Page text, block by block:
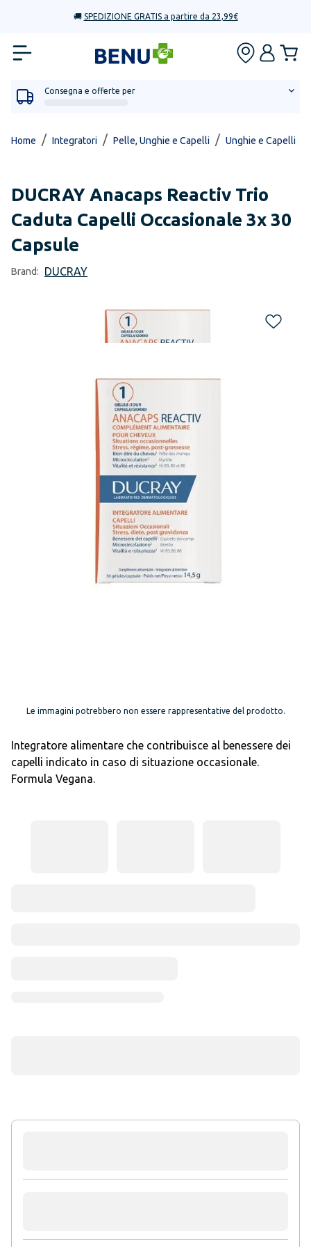
🚚 SPEDIZIONE GRATIS a partire da 23,99€
Consegna e offerte per
Home / Integratori / Pelle, Unghie e Capelli / Unghie e Capelli
DUCRAY Anacaps Reactiv Trio
Caduta Capelli Occasionale 3x 30
Capsule
Brand: DUCRAY
Le immagini potrebbero non essere rappresentative del prodotto.
Integratore alimentare che contribuisce al benessere dei
capelli indicato in caso di situazione occasionale.
Formula Vegana.